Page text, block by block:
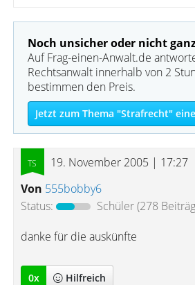
Noch unsicher oder nicht
Auf Frag-einen-Anwalt.de
Rechtsanwalt innerhalb von 2
bestimmen den Preis.
Jetzt zum Thema "Strafrecht"
19. November 2005 | 17:27
Von 555bobby6
Status:
Schüler(278
danke für die auskünfte
0x Hilfreich